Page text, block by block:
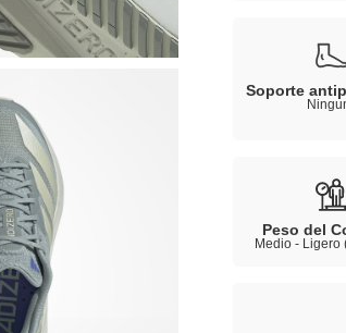
Soporte
Peso del
Medio - Ligero